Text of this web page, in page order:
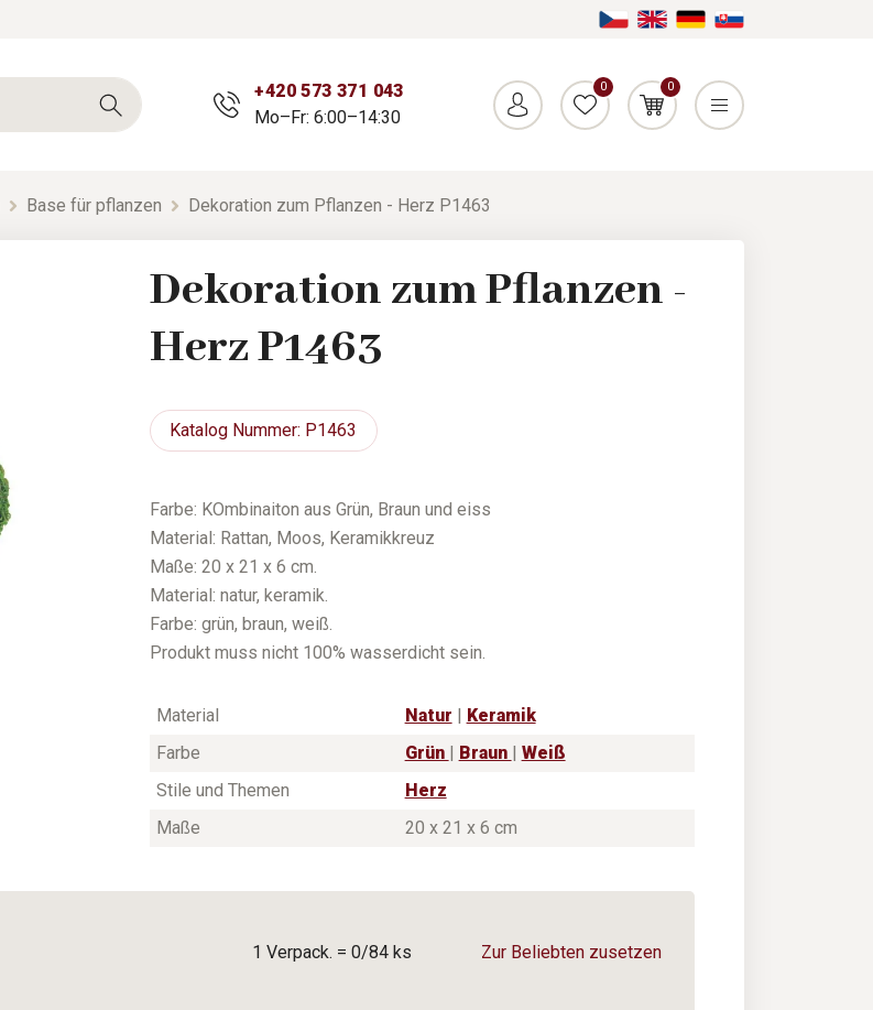
+420 573 371 043
Mo–Fr: 6:00–14:30
0 0
Base für pflanzen Dekoration zum Pflanzen - Herz P1463
Dekoration zum Pflanzen -
Herz P1463
Katalog Nummer: P1463
Farbe: KOmbinaiton aus Grün, Braun und eiss
Material: Rattan, Moos, Keramikkreuz
Maße: 20 x 21 x 6 cm.
Material: natur, keramik.
Farbe: grün, braun, weiß.
Produkt muss nicht 100% wasserdicht sein.
Material Natur
Keramik
Farbe
Grün Braun
Weiß
Stile und Themen
Herz
Maße
20 x 21 x 6 cm
1 Verpack. = 0/84 ks Zur Beliebten zusetzen